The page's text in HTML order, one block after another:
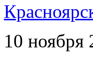
10 ноября